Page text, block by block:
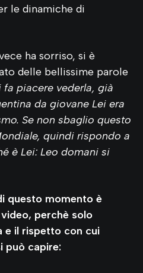
le dinamiche di
ha sorriso, si è
delle bellissime parole
fa piacere vederla, già
da giovane Lei era
Se non sbaglio questo
quindi rispondo a
è Lei: Leo domani si
questo momento è
perchè solo
e il rispetto con cui
può capire: